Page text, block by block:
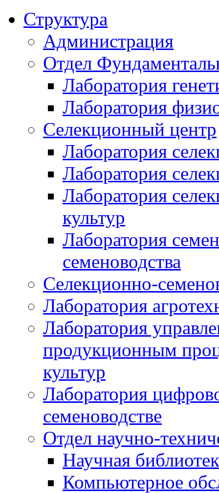
Структура
Администрация
Отдел
Лаборатория
Лаборатория
Селекционный центр
Лаборатория
Лаборатория
Лаборатория
культур
Лаборатория
семеноводства
Селекционно-
Лаборатория
Лаборатория
продукционным
культур
Лаборатория
семеноводстве
Отдел научно-
Научная
Компьютерное